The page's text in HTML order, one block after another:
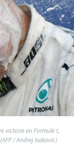
victoire en Formule 1,
/ Andrej Isakovic)